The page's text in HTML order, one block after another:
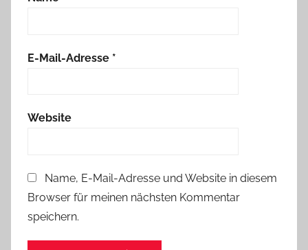
E-Mail-Adresse *
Website
Name, E-Mail-Adresse und Website in diesem
Browser für meinen nächsten Kommentar
speichern.